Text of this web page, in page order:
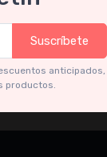
car #514 Driver:
€239.90Suscríbete
anticipados,
productos.